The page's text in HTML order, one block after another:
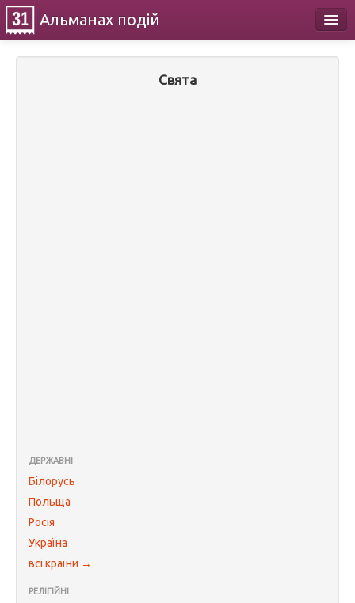
Альманах подій
Свята
ДЕРЖАВНІ
Білорусь
Польща
Росія
Україна
всі країни →
РЕЛІГІЙНІ